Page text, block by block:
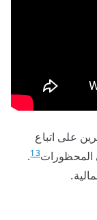
على اتباع
المحظورات13
.